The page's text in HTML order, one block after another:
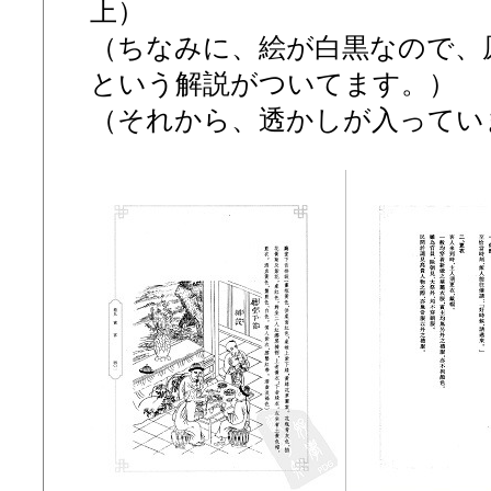
上）
（ちなみに、絵が白黒なので
という解説がついてます。）
（それから、透かしが入って